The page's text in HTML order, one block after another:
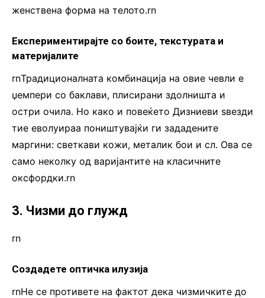
женствена форма на телото.rn
Експериментирајте со боите, текстурата и
материјалите
rnТрадиционалната комбинација на овие чевли е
џемпери со баклави, плисирани здолништа и
остри очила. Но како и повеќето Дизниеви ѕвезди
тие еволуираа поништувајќи ги зададените
маргини: светкави кожи, металик бои и сл. Ова се
само неколку од варијантите на класичните
оксфордки.rn
3. Чизми до глужд
rn
Создадете оптичка илузија
rnНе се противете на фактот дека чизмичките до